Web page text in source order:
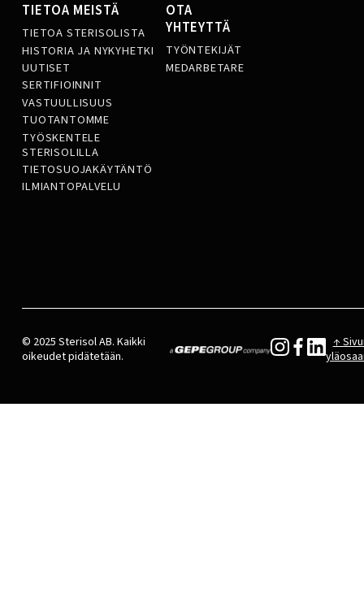
TIETOA MEISTÄ
TIETOA STERISOLISTA
HISTORIA JA NYKYHETKI
UUTISET
SERTIFIOINNIT
VASTUULLISUUS
TUOTANTOMME
TYÖSKENTELE
STERISOLILLA
TIETOSUOJAKÄYTÄNTÖ
ILMIANTOPALVELU
OTA
YHTEYTTÄ
TYÖNTEKIJÄT
MEDARBETARE
© 2025 Sterisol AB. Kaikki
oikeudet pidätetään.
↑